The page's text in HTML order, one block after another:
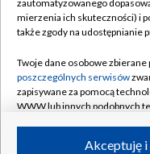
Naziemna Telewizja
Rada Programowa
System NOS
Informacje o nadawcy
zautomatyzowanego
mierzenia ich skuteczności) i
także zgody na udostępnianie
Twoje dane osobowe
poszczególnych serwisów
zapisywane za pomocą
WWW lub innych podobnych
ruchu w Internecie.Akceptuję i